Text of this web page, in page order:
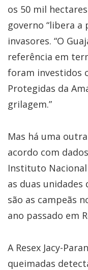
os 50 mil
governo “libera a
invasores. “O
referência em
foram investidos
Protegidas da
grilagem.”
Mas há uma
acordo com
Instituto Nacional
as duas unidades
são as campeãs
ano passado em
A Resex Jacy-
queimadas